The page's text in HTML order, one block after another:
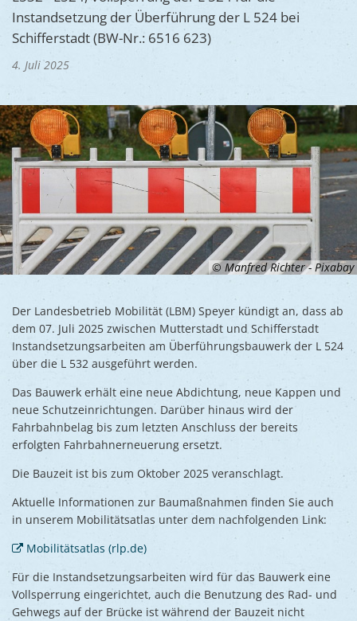
Ukraine
Instandsetzung der Überführung der L 524 bei
Schifferstadt (BW-Nr.: 6516 623)
4. Juli 2025
© Manfred Richter - Pixabay
Der Landesbetrieb Mobilität (LBM) Speyer kündigt an, dass ab
dem 07. Juli 2025 zwischen Mutterstadt und Schifferstadt
Instandsetzungsarbeiten am Überführungsbauwerk der L 524
über die L 532 ausgeführt werden.
Das Bauwerk erhält eine neue Abdichtung, neue Kappen und
neue Schutzeinrichtungen. Darüber hinaus wird der
Fahrbahnbelag bis zum letzten Anschluss der bereits
erfolgten Fahrbahnerneuerung ersetzt.
Die Bauzeit ist bis zum Oktober 2025 veranschlagt.
Aktuelle Informationen zur Baumaßnahmen finden Sie auch
in unserem Mobilitätsatlas unter dem nachfolgenden Link:
Mobilitätsatlas (rlp.de)
Für die Instandsetzungsarbeiten wird für das Bauwerk eine
Vollsperrung eingerichtet, auch die Benutzung des Rad- und
Gehwegs auf der Brücke ist während der Bauzeit nicht